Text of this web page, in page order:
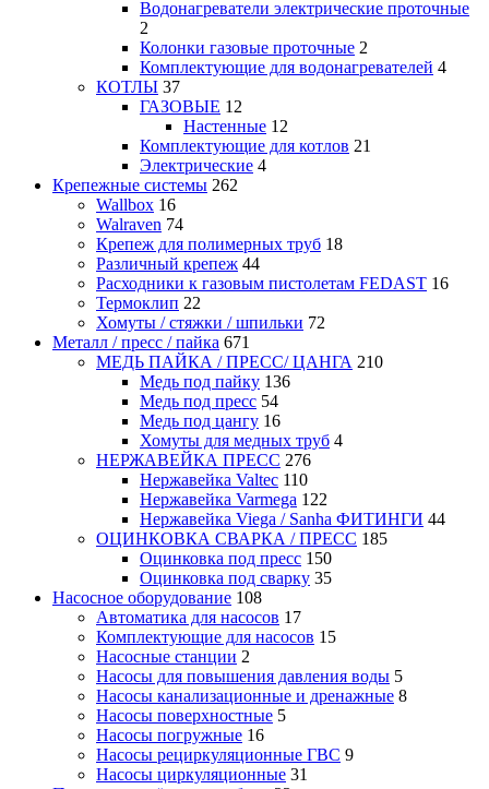
Водонагреватели электрические проточные
2
Колонки газовые проточные 2
Комплектующие для водонагревателей 4
КОТЛЫ 37
ГАЗОВЫЕ 12
Настенные 12
Комплектующие для котлов 21
Электрические 4
Крепежные системы 262
Wallbox 16
Walraven 74
Крепеж для полимерных труб 18
Различный крепеж 44
Расходники к газовым пистолетам FEDAST 16
Термоклип 22
Хомуты / стяжки / шпильки 72
Металл / пресс / пайка 671
МЕДЬ ПАЙКА / ПРЕСС/ ЦАНГА 210
Медь под пайку 136
Медь под пресс 54
Медь под цангу 16
Хомуты для медных труб 4
НЕРЖАВЕЙКА ПРЕСС 276
Нержавейка Valtec 110
Нержавейка Varmega 122
Нержавейка Viega / Sanha ФИТИНГИ 44
ОЦИНКОВКА СВАРКА / ПРЕСС 185
Оцинковка под пресс 150
Оцинковка под сварку 35
Насосное оборудование 108
Автоматика для насосов 17
Комплектующие для насосов 15
Насосные станции 2
Насосы для повышения давления воды 5
Насосы канализационные и дренажные 8
Насосы поверхностные 5
Насосы погружные 16
Насосы рециркуляционные ГВС 9
Насосы циркуляционные 31